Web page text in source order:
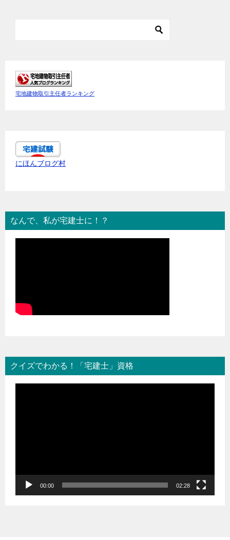
宅地建物取引主任者ランキング
にほんブログ村
なんで、私が宅建士に！？
クイズでわかる！「宅建士」資格
00:00 02:28